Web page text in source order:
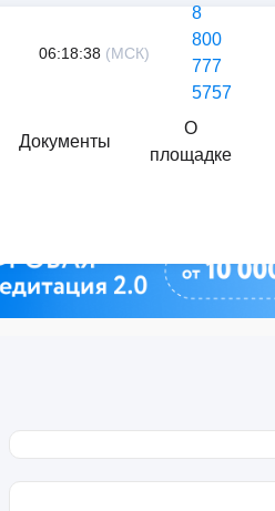
06:18:38 (МСК)
8
800
777
5757
Документы
О
площадке